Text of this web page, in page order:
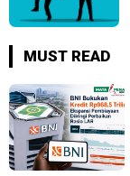
MUST READ